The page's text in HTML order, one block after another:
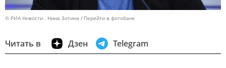
© РИА Новости . Нина Зотина Перейти в фотобанк
Читать в Дзен Telegram